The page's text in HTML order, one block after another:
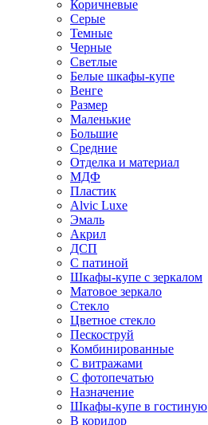
Коричневые
Серые
Темные
Черные
Светлые
Белые шкафы-купе
Венге
Размер
Маленькие
Большие
Средние
Отделка и материал
МДФ
Пластик
Alvic Luxe
Эмаль
Акрил
ДСП
С патиной
Шкафы-купе с зеркалом
Матовое зеркало
Стекло
Цветное стекло
Пескоструй
Комбинированные
С витражами
С фотопечатью
Назначение
Шкафы-купе в гостиную
В коридор